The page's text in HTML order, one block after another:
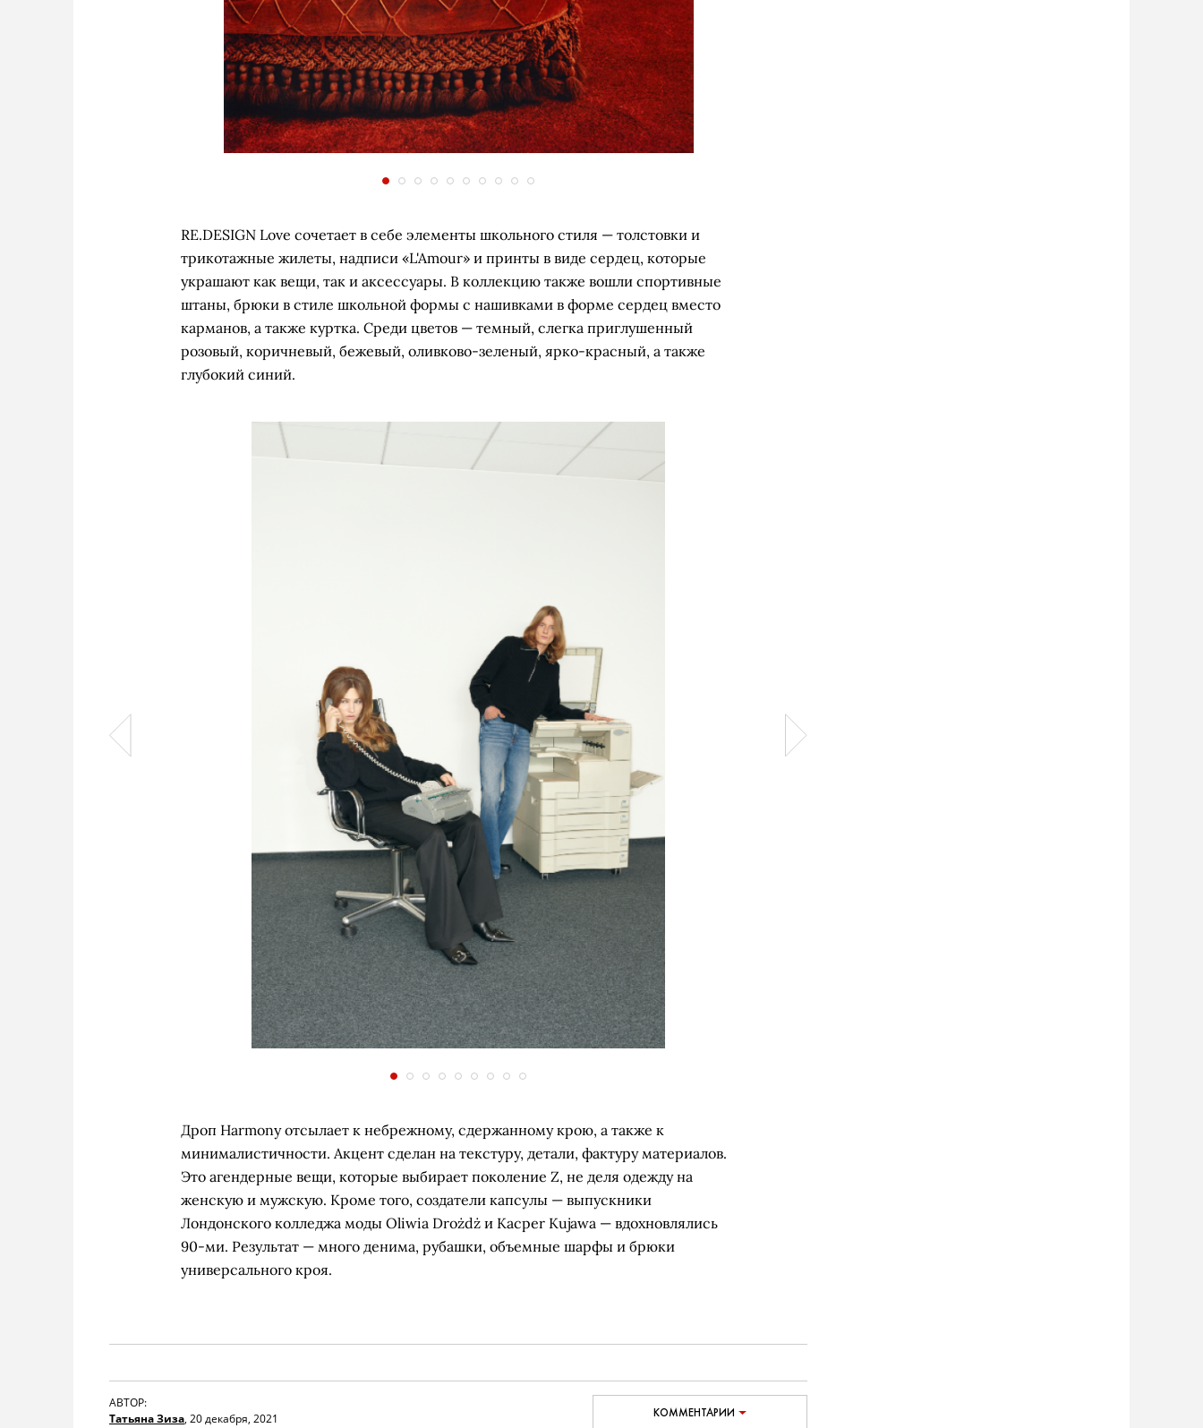
RE.DESIGN Love сочетает в себе элементы школьного стиля — толстовки и
трикотажные жилеты, надписи «L'Amour» и принты в виде сердец, которые
украшают как вещи, так и аксессуары. В коллекцию также вошли спортивные
штаны, брюки в стиле школьной формы с нашивками в форме сердец вместо
карманов, а также куртка. Среди цветов — темный, слегка приглушенный
розовый, коричневый, бежевый, оливково-зеленый, ярко-красный, а также
глубокий синий.
Дроп Harmony отсылает к небрежному, сдержанному крою, а также к
минималистичности. Акцент сделан на текстуру, детали, фактуру материалов.
Это агендерные вещи, которые выбирает поколение Z, не деля одежду на
женскую и мужскую. Кроме того, создатели капсулы — выпускники
Лондонского колледжа моды Oliwia Drożdż и Kacper Kujawa — вдохновлялись
90-ми. Результат — много денима, рубашки, объемные шарфы и брюки
универсального кроя.
АВТОР:
Татьяна Зиза, 20 декабря, 2021 КОММЕНТАРИИ